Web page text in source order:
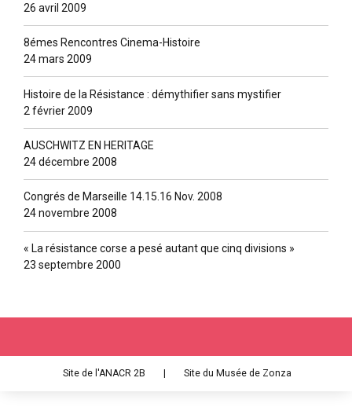
26 avril 2009
8émes Rencontres Cinema-Histoire
24 mars 2009
Histoire de la Résistance : démythifier sans mystifier
2 février 2009
AUSCHWITZ EN HERITAGE
24 décembre 2008
Congrés de Marseille 14.15.16 Nov. 2008
24 novembre 2008
« La résistance corse a pesé autant que cinq divisions »
23 septembre 2000
Site de l'ANACR 2B Site du Musée de Zonza